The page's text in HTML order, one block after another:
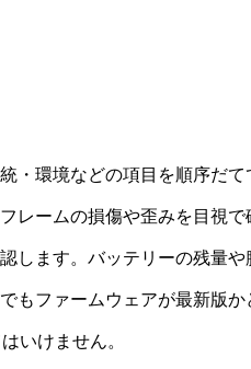
・環境などの項目を順序だて
レームの損傷や歪みを目視で
します。バッテリーの残量や
もファームウェアが最新版か
いけません。